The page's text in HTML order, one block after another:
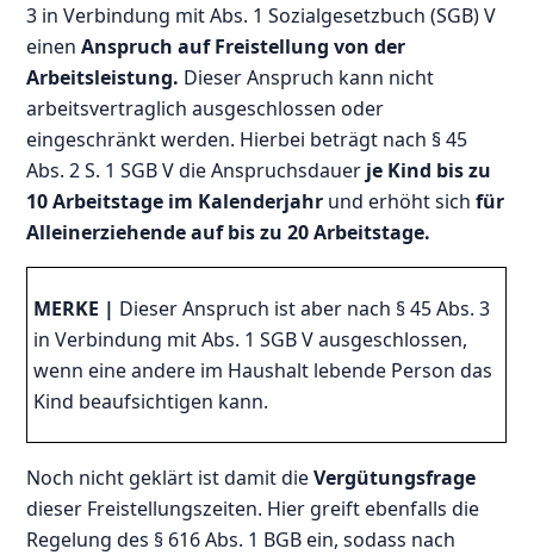
3 in Verbindung mit Abs. 1 Sozialgesetzbuch (SGB) V
einenAnspruch auf Freistellung von der
Arbeitsleistung. Dieser Anspruch kann nicht
arbeitsvertraglich ausgeschlossen oder
eingeschränkt werden. Hierbei beträgt nach § 45
Abs. 2 S. 1 SGB V die Anspruchsdauer je Kind bis zu
10 Arbeitstage im Kalenderjahr und erhöht sichfür
Alleinerziehende auf bis zu 20 Arbeitstage.
MERKE | Dieser Anspruch ist aber nach § 45 Abs. 3
in Verbindung mit Abs. 1 SGB V ausgeschlossen,
wenn eine andere im Haushalt lebende Person das
Kind beaufsichtigen kann.
Noch nicht geklärt ist damit dieVergütungsfrage
dieser Freistellungszeiten. Hier greift ebenfalls die
Regelung des § 616 Abs. 1 BGB ein, sodass nach